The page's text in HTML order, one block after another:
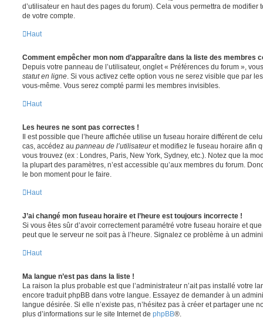
d’utilisateur en haut des pages du forum). Cela vous permettra de modifier
de votre compte.
Haut
Comment empêcher mon nom d’apparaître dans la liste des membres
Depuis votre panneau de l’utilisateur, onglet « Préférences du forum »,
statut en ligne . Si vous activez cette option vous ne serez visible que par
vous-même. Vous serez compté parmi les membres invisibles.
Haut
Les heures ne sont pas correctes !
Il est possible que l’heure affichée utilise un fuseau horaire différent de
cas, accédez au panneau de l’utilisateuret modifiez le fuseau horaire afin
vous trouvez (ex : Londres, Paris, New York, Sydney, etc.). Notez que la
la plupart des paramètres, n’est accessible qu’aux membres du forum.
le bon moment pour le faire.
Haut
J’ai changé mon fuseau horaire et l’heure est toujours incorrecte !
Si vous êtes sûr d’avoir correctement paramétré votre fuseau horaire et
peut que le serveur ne soit pas à l’heure. Signalez ce problème à un
Haut
Ma langue n’est pas dans la liste !
La raison la plus probable est que l’administrateur n’ait pas installé votre
encore traduit phpBB dans votre langue. Essayez de demander à un
langue désirée. Si elle n’existe pas, n’hésitez pas à créer et partager une
plus d’informations sur le site Internet de phpBB®.